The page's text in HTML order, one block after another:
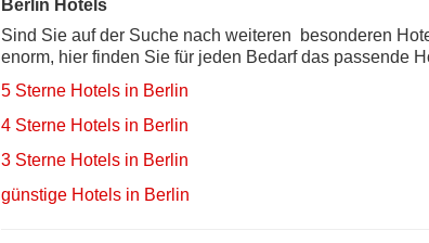
Berlin Hotels
Sind Sie auf der Suche nach weiteren besonderen
enorm, hier finden Sie für jeden Bedarf das passende
5 Sterne Hotels in Berlin
4 Sterne Hotels in Berlin
3 Sterne Hotels in Berlin
günstige Hotels in Berlin